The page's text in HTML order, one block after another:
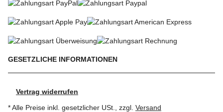
GESETZLICHE INFORMATIONEN
Vertrag widerrufen
* Alle Preise inkl. gesetzlicher USt., zzgl. Versand